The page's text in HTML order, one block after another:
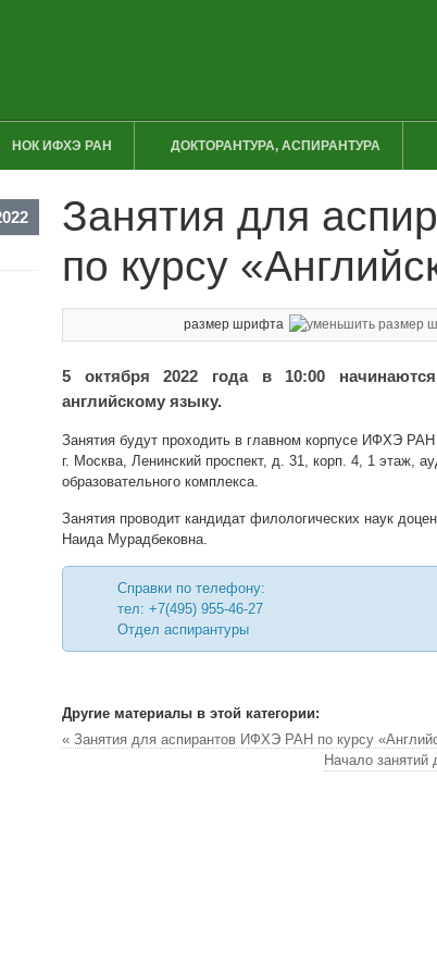
НОК ИФХЭ РАН ДОКТОРАНТУРА, АСПИРАНТУРА
Занятия для
по курсу
размер шрифта
5 октября 2022 года в 10:00
английскому языку.
Занятия будут проходить в главном корпусе ИФХЭ
г. Москва, Ленинский проспект, д. 31, корп. 4, 1 этаж,
образовательного комплекса.
Занятия проводит кандидат филологических наук
Наида Мурадбековна.
Справки по телефону:
тел: +7(495) 955-46-27
Отдел аспирантуры
Другие материалы в этой категории:
« Занятия для аспирантов ИФХЭ РАН по курсу
Начало